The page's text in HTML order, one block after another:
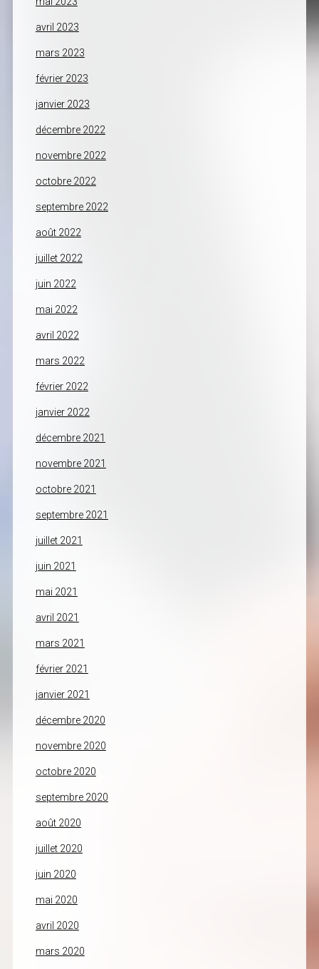
avril 2023
mars 2023
février 2023
janvier 2023
décembre 2022
novembre 2022
octobre 2022
septembre 2022
août 2022
juillet 2022
juin 2022
mai 2022
avril 2022
mars 2022
février 2022
janvier 2022
décembre 2021
novembre 2021
octobre 2021
septembre 2021
juillet 2021
juin 2021
mai 2021
avril 2021
mars 2021
février 2021
janvier 2021
décembre 2020
novembre 2020
octobre 2020
septembre 2020
août 2020
juillet 2020
juin 2020
mai 2020
avril 2020
mars 2020